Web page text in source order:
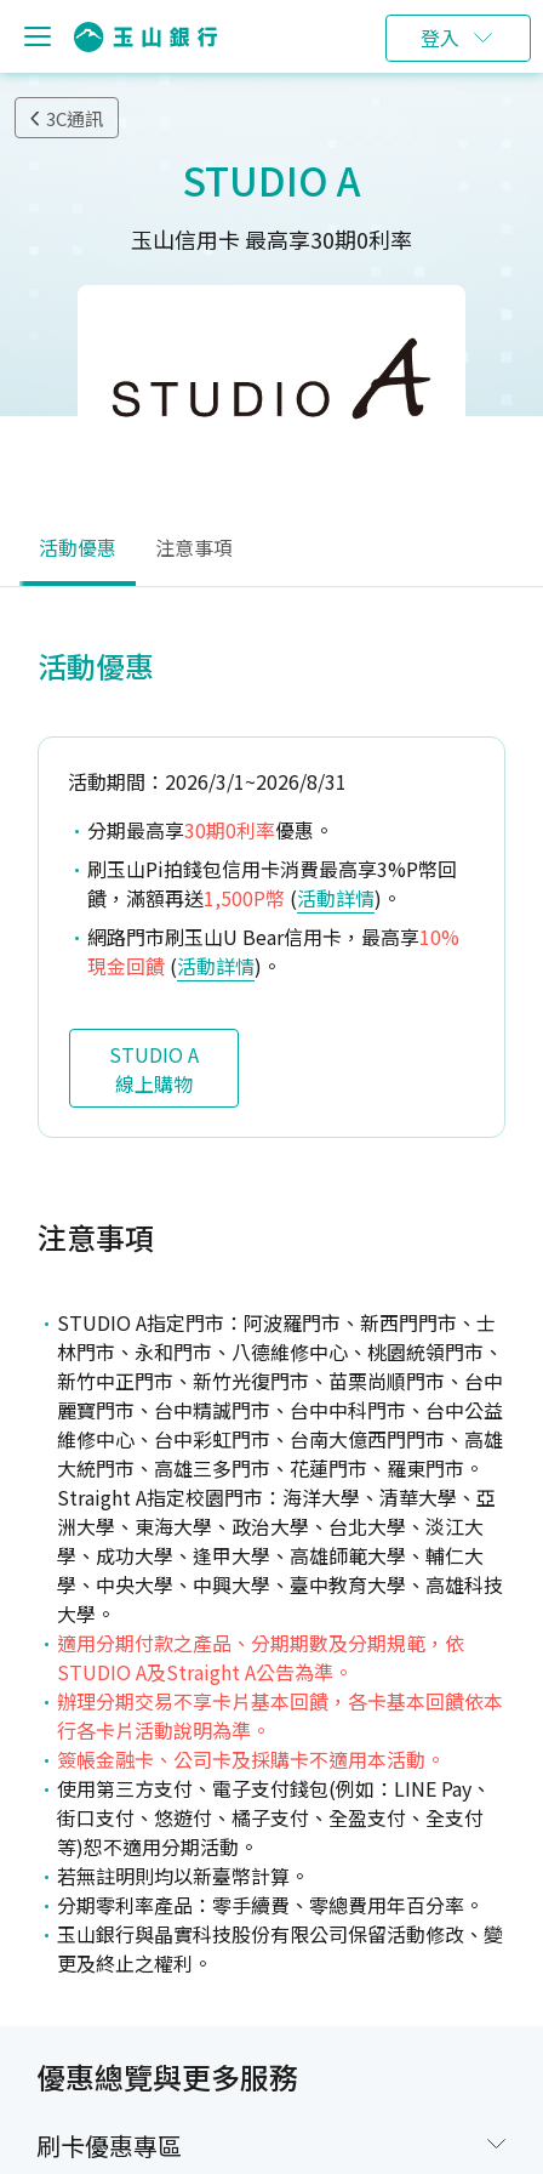
登入
3C通訊
STUDIO A
玉山信用卡 最高享30期0利率
活動優惠 注意事項
活動優惠
活動期間：2026/3/1~2026/8/31
分期最高享30期0利率優惠。
刷玉山Pi拍錢包信用卡消費最高享3%P幣回
饋，滿額再送1,500P幣 (活動詳情)。
網路門市刷玉山U Bear信用卡，最高享10%
現金回饋 (活動詳情)。
STUDIO A
線上購物
注意事項
STUDIO A指定門市：阿波羅門市、新西門門市、士
林門市、永和門市、八德維修中心、桃園統領門市、
新竹中正門市、新竹光復門市、苗栗尚順門市、台中
麗寶門市、台中精誠門市、台中中科門市、台中公益
維修中心、台中彩虹門市、台南大億西門門市、高雄
大統門市、高雄三多門市、花蓮門市、羅東門市。
Straight A指定校園門市：海洋大學、清華大學、亞
洲大學、東海大學、政治大學、台北大學、淡江大
學、成功大學、逢甲大學、高雄師範大學、輔仁大
學、中央大學、中興大學、臺中教育大學、高雄科技
大學。
適用分期付款之產品、分期期數及分期規範，依
STUDIO A及Straight A公告為準。
辦理分期交易不享卡片基本回饋，各卡基本回饋依本
行各卡片活動說明為準。
簽帳金融卡、公司卡及採購卡不適用本活動。
使用第三方支付、電子支付錢包(例如：LINE Pay、
街口支付、悠遊付、橘子支付、全盈支付、全支付
等)恕不適用分期活動。
若無註明則均以新臺幣計算。
分期零利率產品：零手續費、零總費用年百分率。
玉山銀行與晶實科技股份有限公司保留活動修改、變
更及終止之權利。
優惠總覽與更多服務
刷卡優惠專區